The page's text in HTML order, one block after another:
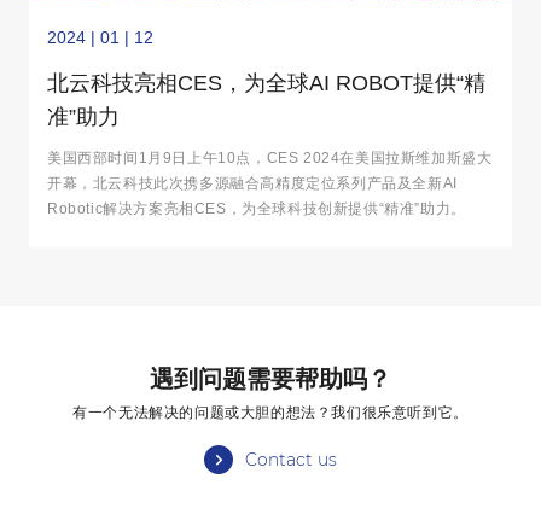
2024 | 01 | 12
北云科技亮相CES，为全球AI ROBOT提供“精
准”助力
美国西部时间1月9日上午10点，CES 2024在美国拉斯维加斯盛大
开幕，北云科技此次携多源融合高精度定位系列产品及全新AI
Robotic解决方案亮相CES，为全球科技创新提供“精准”助力。
遇到问题需要帮助吗？
有一个无法解决的问题或大胆的想法？我们很乐意听到它。
Contact us